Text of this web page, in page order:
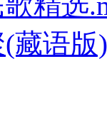
藏语版